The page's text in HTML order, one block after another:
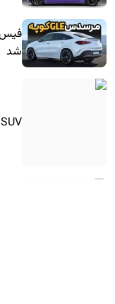
شد
SUV آفرود هیوندای، نویدبخش یک آینده مهیج!